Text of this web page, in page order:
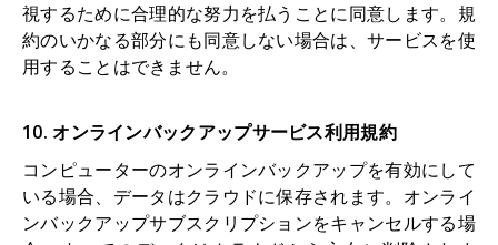
視するために合理的な努力を払うことに同意します。規
約のいかなる部分にも同意しない場合は、サービスを使
用することはできません。
10. オンラインバックアップサービス利用規約
コンピューターのオンラインバックアップを有効にして
いる場合、データはクラウドに保存されます。オンライ
ンバックアップサブスクリプションをキャンセルする場